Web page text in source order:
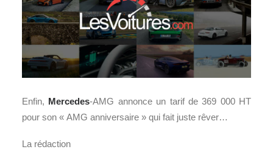
Enfin, Mercedes-AMG annonce un tarif de 369 000 HT
pour son « AMG anniversaire » qui fait juste rêver…
La rédaction